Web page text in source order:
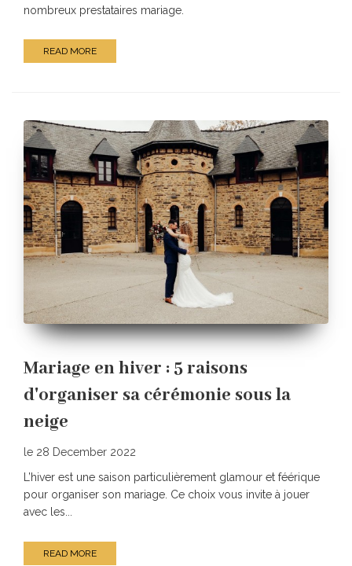
nombreux prestataires mariage.
READ MORE
Mariage en hiver : 5 raisons
d'organiser sa cérémonie sous la
neige
le 28 December 2022
L’hiver est une saison particulièrement glamour et féérique
pour organiser son mariage. Ce choix vous invite à jouer
avec les...
READ MORE